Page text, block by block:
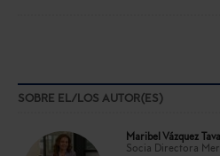
SOBRE EL/LOS AUTOR(ES)
Maribel Vázquez
Socia Directora